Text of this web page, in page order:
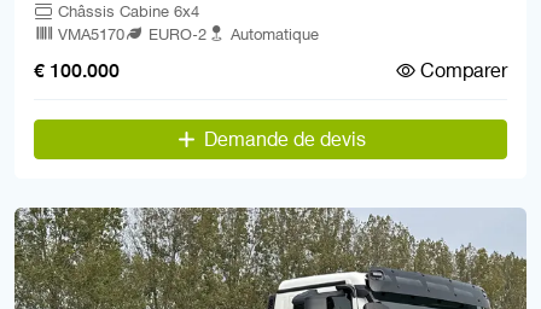
Châssis Cabine 6x4
VMA5170
EURO-2 Automatique
€ 100.000 Comparer
Demande de devis